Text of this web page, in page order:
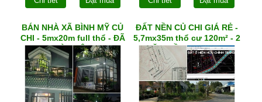
BÁN NHÀ XÃ BÌNH MỸ CỦ
CHI - 5mx20m full thổ - ĐÃ
HOÀN CÔNG
ĐẤT NỀN CỦ CHI GIÁ RẺ -
5,7mx35m thổ cư 120m² - 2
MẶT TIỀN NHỰA - qh
DCHH - xã THÁI MỸ